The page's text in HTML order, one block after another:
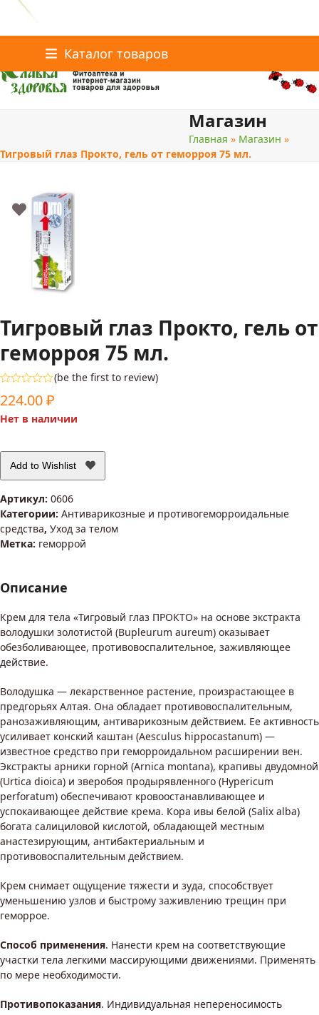
content
Каталог товаров
Контакты
Магазин
Главная » Магазин »
Тигровый глаз Прокто, гель от геморроя 75 мл.
Тигровый глаз Прокто, гель от
геморроя 75 мл.
0
5
(be the first to review)
224.00₽
Нет в наличии
Add to Wishlist
Артикул: 0606
Категории: Антиварикозные и противогеморроидальные
средства, Уход за телом
Метка: геморрой
Описание
Крем для тела «Тигровый глаз ПРОКТО» на основе экстракта
володушки золотистой (Bupleurum aureum) оказывает
обезболивающее, противовоспалительное, заживляющее
действие.
Володушка — лекарственное растение, произрастающее в
предгорьях Алтая. Она обладает противовоспалительным,
ранозаживляющим, антиварикозным действием. Ее активность
усиливает конский каштан (Aesculus hippocastanum) —
известное средство при геморроидальном расширении вен.
Экстракты арники горной (Arnica montana), крапивы двудомной
(Urtica dioica) и зверобоя продырявленного (Hypericum
perforatum) обеспечивают кровоостанавливающее и
успокаивающее действие крема. Кора ивы белой (Salix alba)
богата салициловой кислотой, обладающей местным
анастезирующим, антибактериальным и
противовоспалительным действием.
Крем снимает ощущение тяжести и зуда, способствует
уменьшению узлов и быстрому заживлению трещин при
геморрое.
Способ применения. Нанести крем на соответствующие
участки тела легкими массирующими движениями. Применять
по мере необходимости.
Противопоказания. Индивидуальная непереносимость